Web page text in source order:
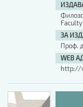
ЗА
Проф.
WEB
http://